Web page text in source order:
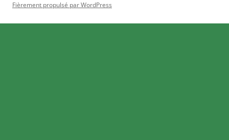
Fièrement propulsé par WordPress